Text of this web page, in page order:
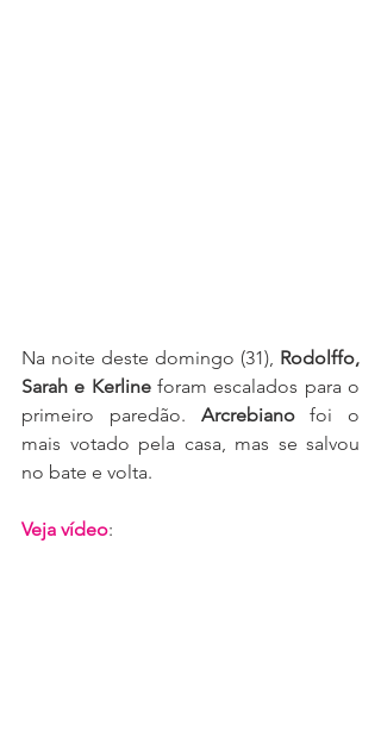
Na noite deste domingo (31), Rodolffo,
Sarah e Kerline foram escalados para o
primeiro paredão. Arcrebiano foi o
mais votado pela casa, mas se salvou
no bate e volta.
Veja vídeo: